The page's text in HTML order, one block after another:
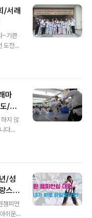
/서래
~기쁜
도전했
마
/청
로/아
지 않
다
리 친
로그
· 블
/성
스학
챔피언
쉬운